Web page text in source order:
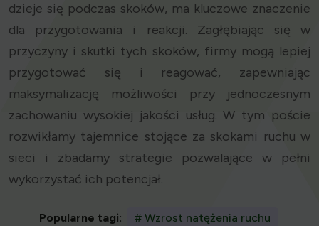
dzieje się podczas skoków, ma kluczowe znaczenie
dla przygotowania i reakcji. Zagłębiając się w
przyczyny i skutki tych skoków, firmy mogą lepiej
przygotować się i reagować, zapewniając
maksymalizację możliwości przy jednoczesnym
zachowaniu wysokiej jakości usług. W tym poście
rozwikłamy tajemnice stojące za skokami ruchu w
sieci i zbadamy strategie pozwalające w pełni
wykorzystać ich potencjał.
Popularne tagi: # Wzrost natężenia ruchu